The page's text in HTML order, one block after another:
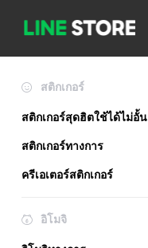
สติกเกอร์
สติกเกอร์สุดฮิตใช้ได้ไม่อั้น
สติกเกอร์ทางการ
ครีเอเตอร์สติกเกอร์
อิโมจิ